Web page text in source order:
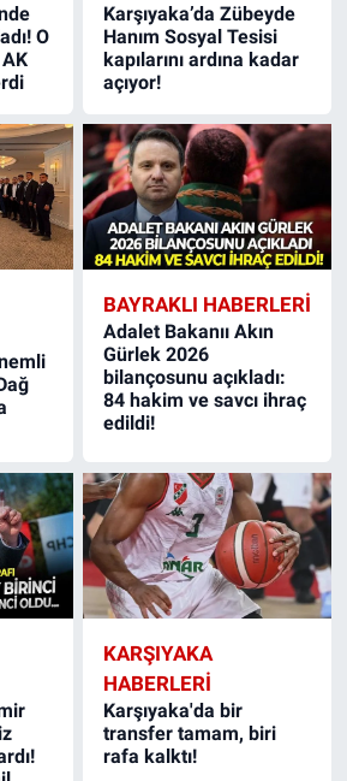
O
Karşıyaka’da Zübeyde
Hanım Sosyal Tesisi
kapılarını ardına kadar
açıyor!
BAYRAKLI HABERLERI
Adalet Bakanıı Akın
Gürlek 2026
bilançosunu açıkladı:
84 hakim ve savcı ihraç
edildi!
KARŞIYAKA
HABERLERI
Karşıyaka'da bir
transfer tamam, biri
rafa kalktı!